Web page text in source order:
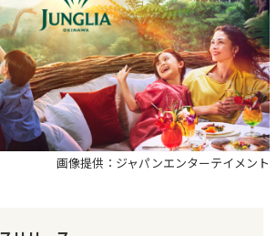
画像提供：ジャパンエンターテイメント